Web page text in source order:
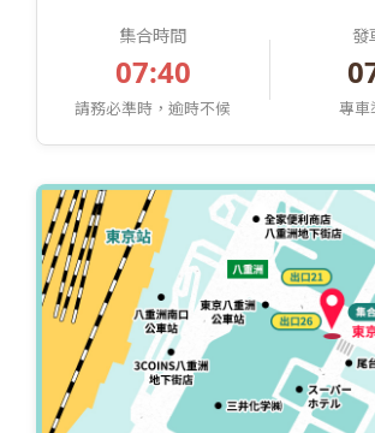
集合時間
07:40
請務必準時，逾時不候
發
專車